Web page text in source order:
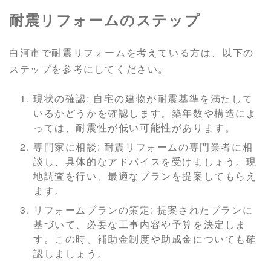
耐震リフォームのステップ
白河市で耐震リフォームを考えている方は、以下の
ステップを参考にしてください。
現状の確認: 自宅の建物が耐震基準を満たして
いるかどうかを確認します。築年数や構造によ
っては、耐震性が低い可能性があります。
専門家に相談: 耐震リフォームの専門業者に相
談し、具体的なアドバイスを受けましょう。現
地調査を行い、最適なプランを提案してもらえ
ます。
リフォームプランの策定: 提案されたプランに
基づいて、必要な工事内容や予算を決定しま
す。この時、補助金制度や助成金についても確
認しましょう。